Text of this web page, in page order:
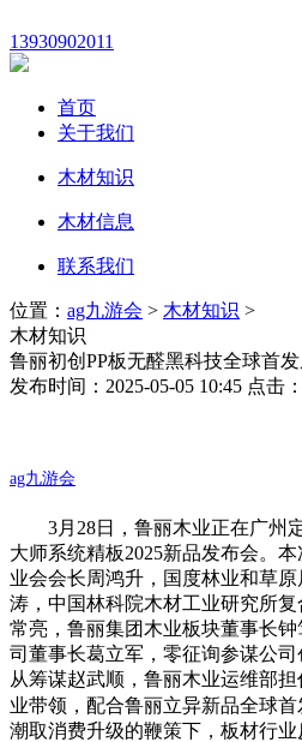
13930902011
首页
关于我们
木材知识
木材信息
联系我们
位置： ag九游会 > 木材知识 >
木材知识
鲁丽初创PP板无醛黑科技全球首
发布时间：2025-05-05 10:45 点击：
ag九游会
3月28日，鲁丽木业正在广州
大师系统精板2025新品发布会。
业会会长周鸿升，国度林业和草
涛，中国林科院木材工业研究所
常亮，鲁丽集团木业板块董事长
司董事长葛立军，零征询参谋公
从筹谋赵武顺，鲁丽木业运维部
业带领，配合鲁丽立异新品全球首
潮取消费升级的鞭策下，板材行